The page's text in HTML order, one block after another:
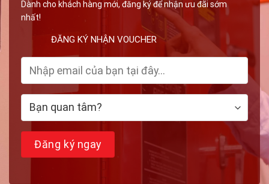
Dành cho khách hàng mới, đăng ký để nhận ưu đãi sớm
nhất!
ĐĂNG KÝ NHẬN VOUCHER